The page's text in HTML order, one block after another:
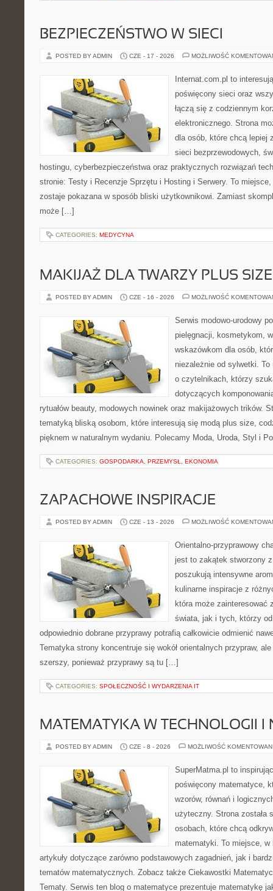
BEZPIECZEŃSTWO W SIECI
POSTED BY ADMIN CZE - 17 - 2026 MOŻLIWOŚĆ
Internat.com.pl to
poświęcony sieci oraz
łączą się z codziennym
elektronicznego. Strona
dla osób, które chcą lepiej
sieci bezprzewodowych,
hostingu, cyberbezpieczeństwa oraz praktycznych rozwiązań
stronie: Testy i Recenzje Sprzętu i Hosting i Serwery. To
zostaje pokazana w sposób bliski użytkownikowi. Zamiast
może […]
CATEGORIES: MEDYCYNA
MAKIJAŻ DLA TWARZY PLUS SIZE
POSTED BY ADMIN CZE - 16 - 2026 MOŻLIWOŚĆ
Serwis modowo-urodowy
pielęgnacji, kosmetykom,
wskazówkom dla osób,
niezależnie od sylwetki.
o czytelnikach, którzy
dotyczących
rytuałów beauty, modowych nowinek oraz makijażowych trików.
tematyką bliską osobom, które interesują się modą plus size,
pięknem w naturalnym wydaniu. Polecamy Moda, Uroda, Styl i
CATEGORIES: GOSPODARKA, PRZEMYSŁ, EKONOMIA
ZAPACHOWE INSPIRACJE
POSTED BY ADMIN CZE - 13 - 2026 MOŻLIWOŚĆ
Orientalno-przyprawowy
jest to zakątek stworzony
poszukują intensywne
kulinarne inspiracje z
która może zainteresować
świata, jak i tych, którzy
odpowiednio dobrane przyprawy potrafią całkowicie odmienić
Tematyka strony koncentruje się wokół orientalnych przypraw,
szerszy, ponieważ przyprawy są tu […]
CATEGORIES: SPOŁECZNOŚĆ I WYDARZENIA IT
MATEMATYKA W TECHNOLOGII I
POSTED BY ADMIN CZE - 8 - 2026 MOŻLIWOŚĆ
SuperMatma.pl to
poświęcony matematyce,
wzorów, równań i
użyteczny. Strona została
osobach, które chcą
matematyki. To miejsce,
artykuły dotyczące zarówno podstawowych zagadnień, jak i
tematów matematycznych. Zobacz także Ciekawostki
Tematy. Serwis ten blog o matematyce prezentuje matematykę